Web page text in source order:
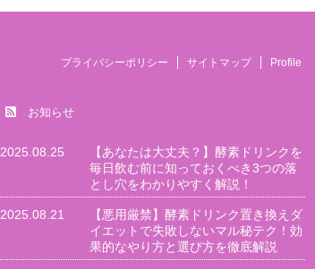
プライバシーポリシー サイトマップ Profile
お知らせ
2025.08.25
【あなたは大丈夫？】酵素ドリンクを
毎日飲む前に知っておくべき3つの落
とし穴をわかりやすく解説！
2025.08.21
【悪用厳禁】酵素ドリンク置き換えダ
イエットで失敗しないマル秘テク！効
果的なやり方と選び方を徹底解説